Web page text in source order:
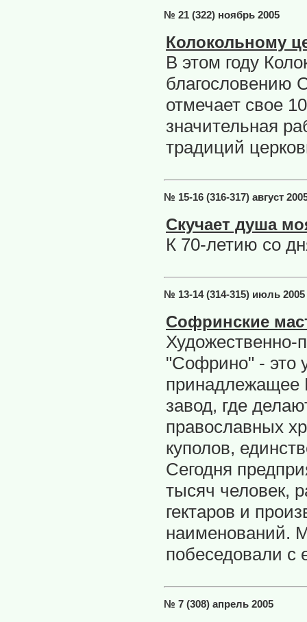
№ 21 (322) ноябрь 2005
Колокольному
В этом году
благословению
отмечает свое
значительная
традиций
№ 15-16 (316-317) август
Скучает душа
К 70-летию со
№ 13-14 (314-315) июль 2005
Софринские
Художественно-
"Софрино" - это
принадлежащее
завод, где
православных
куполов,
Сегодня
тысяч человек,
гектаров и
наименований.
побеседовали с
№ 7 (308) апрель 2005